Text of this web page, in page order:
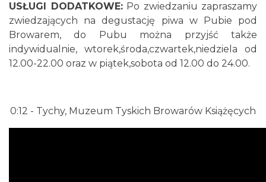
USŁUGI DODATKOWE:Po zwiedzaniu zapraszamy
zwiedzających na degustację piwa w Pubie pod
Browarem, do Pubu można przyjść także
indywidualnie, wtorek,środa,czwartek,niedziela od
12.00-22.00 oraz w piątek,sobota od 12.00 do 24.00.
0:12 - Tychy, Muzeum Tyskich Browarów Książęcych